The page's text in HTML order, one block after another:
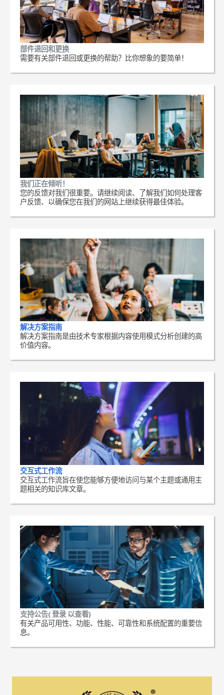
部件退回和更换
需要有关部件退回或更换的帮助？比你想象的要简单！
我们正在倾听！
您的反馈对我们很重要。请继续阅读、了解我们如何处理客
户反馈、以确保您在我们的网站上继续获得最佳体验。
解决方案指南
解决方案指南是由技术专家根据内容使用模式分析创建的高
价值内容。
交互式工作流
交互式工作流旨在使您能够方便地访问与某个主题或通用主
题相关的知识库文章。
支持公告( 登录 以查看)
有关产品可用性、功能、性能、可靠性和系统配置的重要信
息。